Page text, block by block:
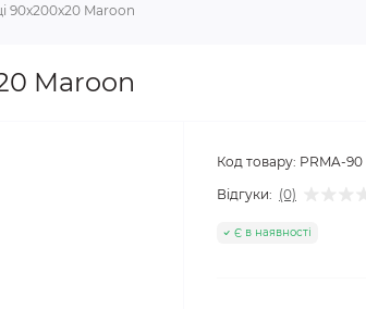
90x200x20 Maroon
Maroon
Код товару: PRMA-90
Відгуки: (0)
Є в наявності